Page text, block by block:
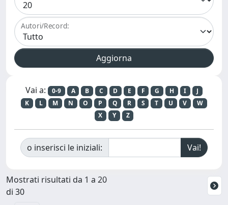
Autori/Record:
Vai a: 0-9 A B C D E F G H I
J
K
L M N O P Q R S T U V
W
X
Y Z
o inserisci le iniziali:
Mostrati risultati da 1 a 20
di 30